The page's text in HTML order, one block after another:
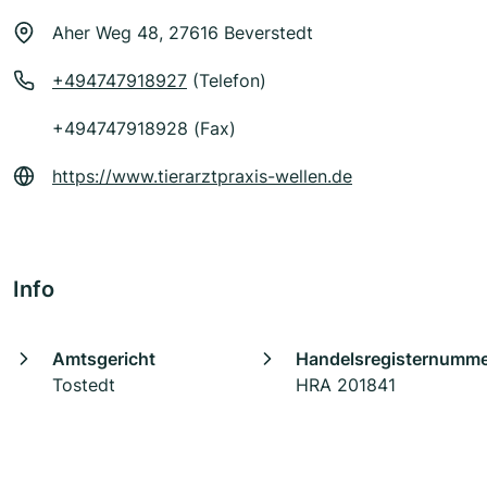
Aher Weg 48, 27616 Beverstedt
+494747918927 (Telefon)
+494747918928 (Fax)
https://www.tierarztpraxis-wellen.de
Info
Amtsgericht
Tostedt
HRA 201841